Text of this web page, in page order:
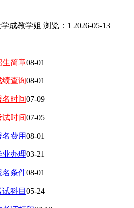
成教学姐 浏览：1 2026-05-13
生简章08-01
绩查询08-01
时间07-09
时间07-05
费用08-01
业办理03-21
名条件08-01
科目 05-24